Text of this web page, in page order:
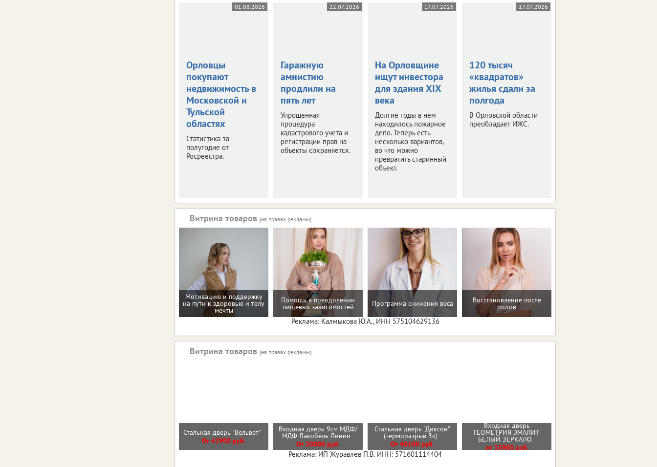
01.08.2026
Орловцы
покупают
недвижимость в
Московской и
Тульской
областях
Статистика за
полугодие от
Росреестра.
22.07.2026
Гаражную
амнистию
продлили на
пять лет
Упрощенная
процедура
кадастрового учета и
регистрации прав на
объекты сохраняется.
17.07.2026
На Орловщине
ищут инвестора
для здания XIX
века
Долгие годы в нем
находилось пожарное
депо. Теперь есть
несколько вариантов,
во что можно
превратить старинный
объект.
17.07.2026
120 тысяч
«квадратов»
жилья сдали за
полгода
В Орловской области
преобладает ИЖС.
Витрина товаров (на правах рекламы)
Мотивацию и поддержку
на пути к здоровью и телу
мечты
Помощь в преодолении
пищевых зависимостей Программа снижения веса Восстановление после
родов
Реклама: Калмыкова Ю.А., ИНН 575104629136
Витрина товаров (на правах рекламы)
Стальная дверь "Вельвет"
От 42900 руб.
Входная дверь 9см МДФ/
МДФ Лакобель Линии
От 30000 руб.
Стальная дверь "Диксон"
(терморазрыв 3к)
От 40100 руб.
Входная дверь
ГЕОМЕТРИЯ ЭМАЛИТ
БЕЛЫЙ ЗЕРКАЛО
от 33900 руб.
Реклама: ИП Журавлев П.В. ИНН: 571601114404